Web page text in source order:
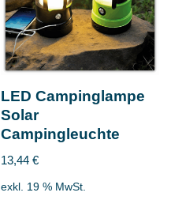
LED Campinglampe
Solar
Campingleuchte
13,44€
exkl. 19 % MwSt.